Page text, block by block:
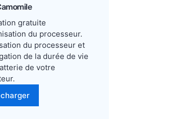
gratuite
du processeur.
du processeur et
de la durée de vie
de votre